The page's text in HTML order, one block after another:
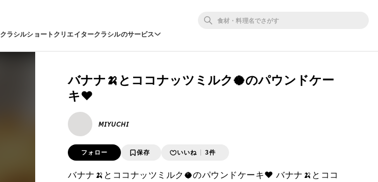
クラシルショートクリエイタークラシルのサービス
バナナ🍌とココナッツミルク🥥のパウンドケー
キ❤️
𝘔𝘐𝘠𝘜𝘊𝘏𝘐
フォロー 保存 いいね 3件
バナナ🍌とココナッツミルク🥥のパウンドケーキ❤️ バナナ🍌とココ